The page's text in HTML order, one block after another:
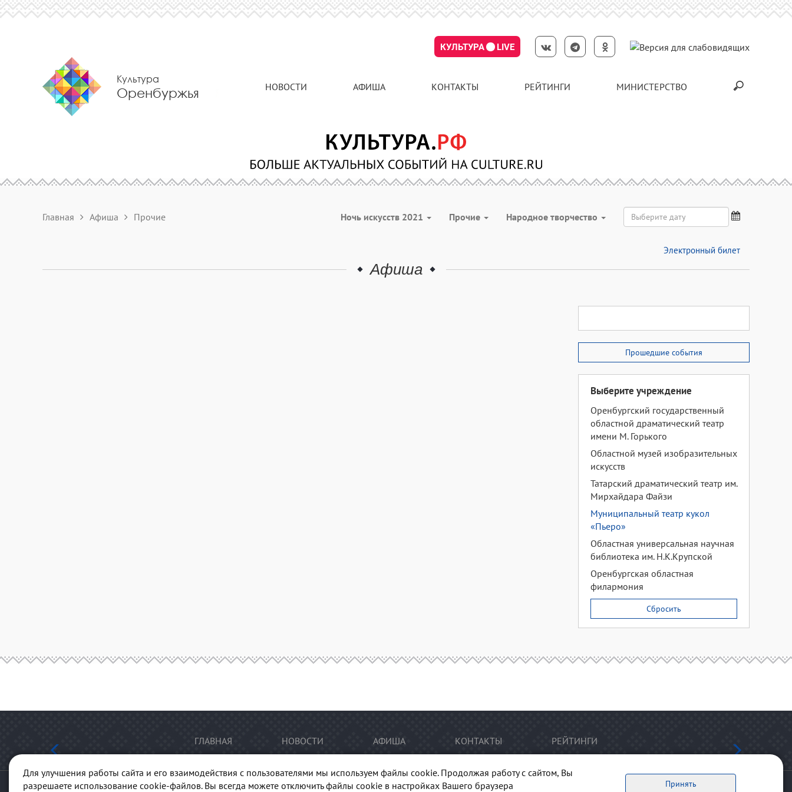
КУЛЬТУРА LIVE
Культура
Оренбуржья НОВОСТИ АФИША КОНТАКТЫ РЕЙТИНГИ МИНИСТЕРСТВО
Главная Афиша Прочие Ночь искусств 2021 Прочие Народное творчество
Электронный билет
Афиша
Прошедшие события
Выберите учреждение
Оренбургский государственный
областной драматический театр
имени М. Горького
Областной музей изобразительных
искусств
Татарский драматический театр им.
Мирхайдара Файзи
Муниципальный театр кукол
«Пьеро»
Областная универсальная научная
библиотека им. Н.К.Крупской
Оренбургская областная
филармония
Сбросить
Для улучшения работы сайта и его взаимодействия с пользователями мы используем файлы cookie. Продолжая работу с сайтом, Вы
разрешаете использование cookie-файлов. Вы всегда можете отключить файлы cookie в настройках Вашего браузера
Принять
ГЛАВНАЯ НОВОСТИ АФИША КОНТАКТЫ РЕЙТИНГИ